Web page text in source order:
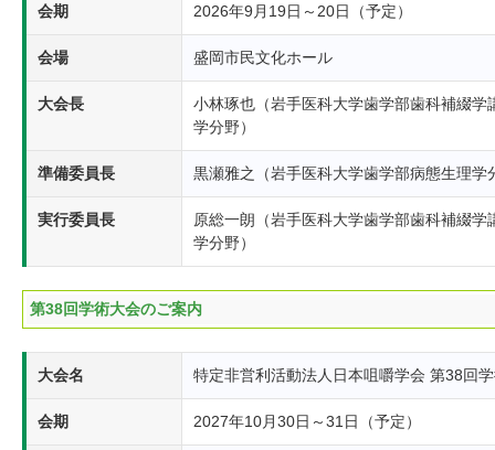
会期 2026年9月19日～20日（予定）
会場 盛岡市民文化ホール
大会長
小林琢也（岩手医科大学歯学部歯科補綴
学分野）
準備委員長 黒瀬雅之（岩手医科大学歯学部病態生理学
実行委員長
原総一朗（岩手医科大学歯学部歯科補綴
学分野）
第38回学術大会のご案内
大会名 特定非営利活動法人日本咀嚼学会 第38回
会期 2027年10月30日～31日（予定）